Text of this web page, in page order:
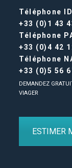
Téléphone
+33 (0)1 43
Téléphone
+33 (0)4 42
Téléphone
+33 (0)5 56
DEMANDEZ
VIAGER
ESTIMER